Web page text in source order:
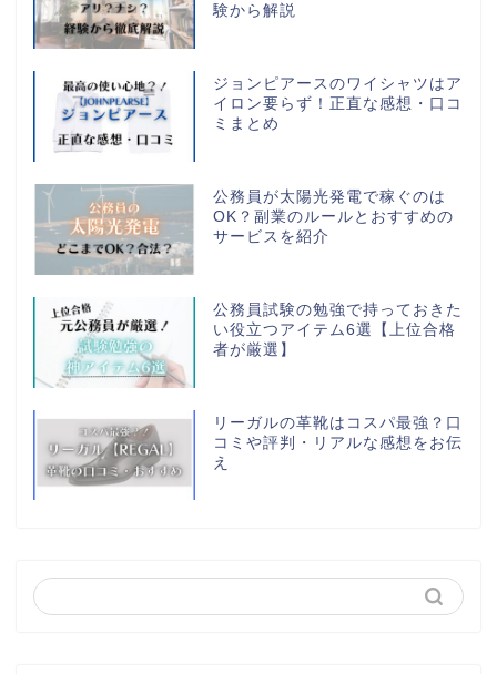
験から解説
ジョンピアースのワイシャツはア
イロン要らず！正直な感想・口コ
ミまとめ
公務員が太陽光発電で稼ぐのは
OK？副業のルールとおすすめの
サービスを紹介
公務員試験の勉強で持っておきた
い役立つアイテム6選【上位合格
者が厳選】
リーガルの革靴はコスパ最強？口
コミや評判・リアルな感想をお伝
え